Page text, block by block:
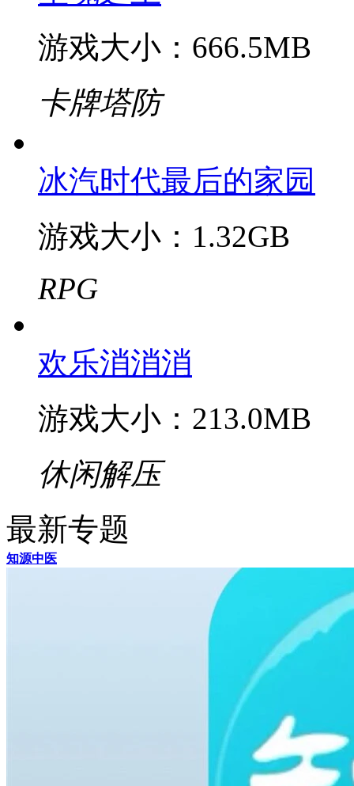
住宅梦物语
游戏大小：55.7MB
星魂之上
游戏大小：666.5MB
卡牌塔防
冰汽时代最后的家园
游戏大小：1.32GB
RPG
游戏大小：213.0MB